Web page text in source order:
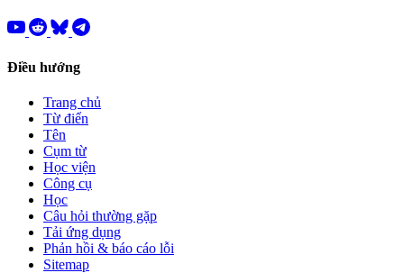
Điều hướng
Trang chủ
Từ điển
Tên
Cụm từ
Học viện
Công cụ
Học
Câu hỏi thường gặp
Tải ứng dụng
Phản hồi & báo cáo lỗi
Sitemap